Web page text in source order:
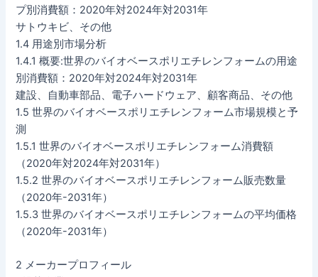
プ別消費額：2020年対2024年対2031年
サトウキビ、その他
1.4 用途別市場分析
1.4.1 概要:世界のバイオベースポリエチレンフォームの用途
別消費額：2020年対2024年対2031年
建設、自動車部品、電子ハードウェア、顧客商品、その他
1.5 世界のバイオベースポリエチレンフォーム市場規模と予
測
1.5.1 世界のバイオベースポリエチレンフォーム消費額
（2020年対2024年対2031年）
1.5.2 世界のバイオベースポリエチレンフォーム販売数量
（2020年-2031年）
1.5.3 世界のバイオベースポリエチレンフォームの平均価格
（2020年-2031年）
2 メーカープロフィール